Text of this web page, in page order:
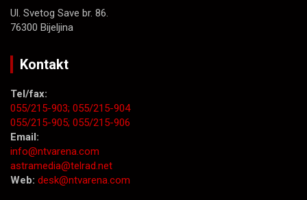
Ul. Svetog Save br. 86.
76300 Bijeljina
Kontakt
Tel/fax:
055/215-903; 055/215-904
055/215-905; 055/215-906
Email:
info@ntvarena.com
astramedia@telrad.net
Web: desk@ntvarena.com